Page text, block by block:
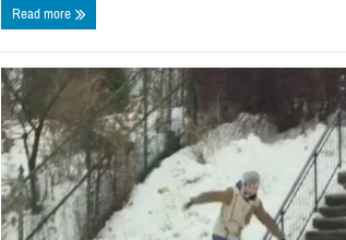
Read more